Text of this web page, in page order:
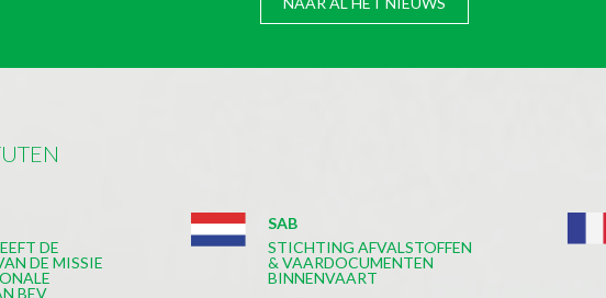
DE
DE MISSIE
BEV
SAB
STICHTING AFVALSTOFFEN
& VAARDOCUMENTEN
BINNENVAART